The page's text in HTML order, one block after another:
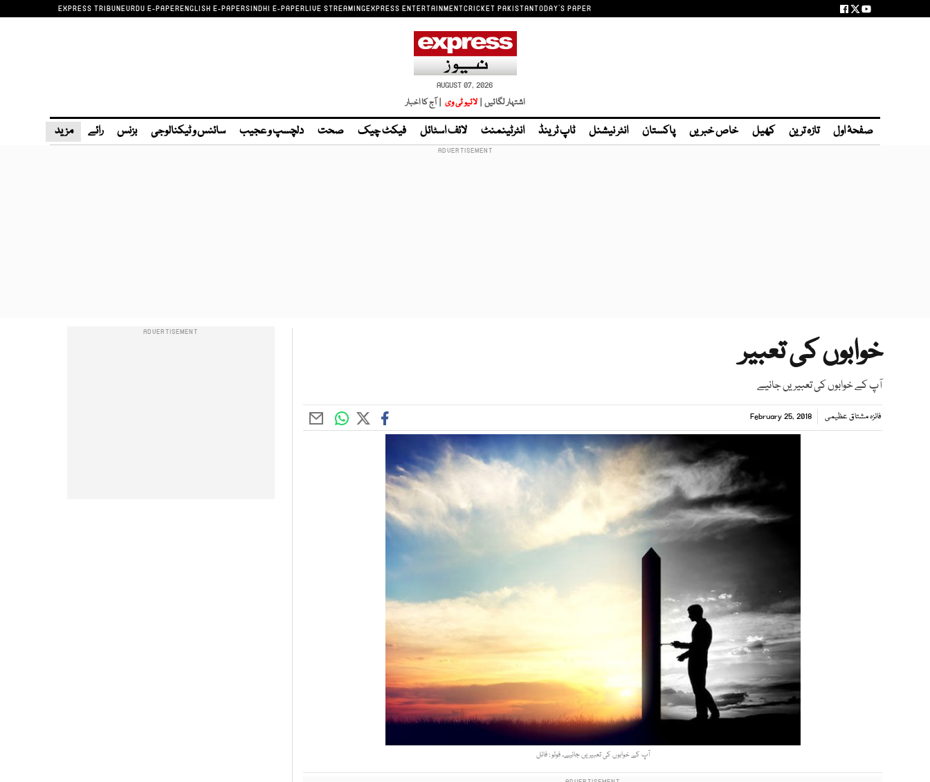
EXPRESS TRIBUNEURDU E-PAPERENGLISH E-PAPERSINDHI E-PAPERLIVE STREAMINGEXPRESS ENTERTAINMENTCRICKET PAKISTANTODAY'S PAPER
AUGUST 07, 2026
اشتہار لگائیں | لائیو ٹی وی | آج کا اخبار
صفحۂ اول تازہ ترین کھیل خاص خبریں پاکستان انٹر نیشنل ٹاپ ٹرینڈ انٹرٹینمنٹ لائف اسٹائل فیکٹ چیک صحت دلچسپ و عجیب سائنس و ٹیکنالوجی بزنس رائے مزید
خوابوں کی تعبیر
آپ کے خوابوں کی تعبیریں جانیے
فائزہ مشتاق عظیمی February 25, 2018
آپ کے خوابوں کی تعبیریں جانیے۔ فوٹو : فائل